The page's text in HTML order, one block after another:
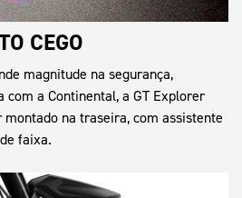
CEGO
magnitude na segurança,
a Continental, a GT Explorer
na traseira, com assistente
faixa.